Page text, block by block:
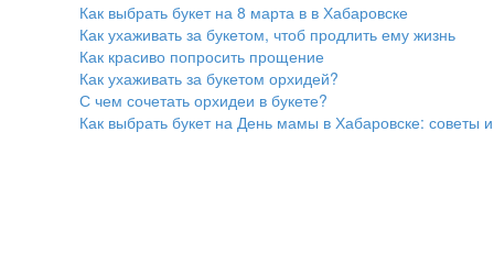
Как выбрать букет на 8 марта в в Хабаровске
Как ухаживать за букетом, чтоб продлить ему жизнь
Как красиво попросить прощение
Как ухаживать за букетом орхидей?
С чем сочетать орхидеи в букете?
Как выбрать букет на День мамы в Хабаровске: советы